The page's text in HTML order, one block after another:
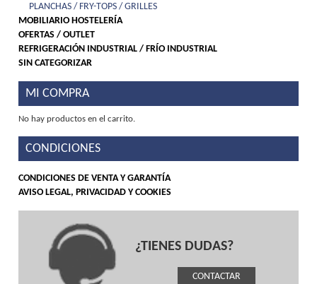
PLANCHAS / FRY-TOPS / GRILLES
MOBILIARIO HOSTELERÍA
OFERTAS / OUTLET
REFRIGERACIÓN INDUSTRIAL / FRÍO INDUSTRIAL
SIN CATEGORIZAR
MI COMPRA
No hay productos en el carrito.
CONDICIONES
CONDICIONES DE VENTA Y GARANTÍA
AVISO LEGAL, PRIVACIDAD Y COOKIES
¿TIENES DUDAS?
CONTACTAR